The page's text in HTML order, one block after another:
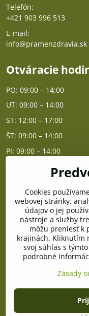
Telefón:
+421 903 996 513
E-mail:
info@pramenzdravia.sk
Otváracie
PO: 09:00 – 14:00
UT: 09:00 – 14:00
ST: 12:00 – 17:00
ŠT: 09:00 – 14:00
PI: 09:00 – 14:00
PO - PIA od 10:00 do
Telefón poradňa:
+421 903 996 513
E-mail:
Predvoľby
Cookies
webovej stránky,
údajov o jej
nástroje a služby
môžu preniesť k
krajinách. Kliknutím
svoj súhlas s
podrobné
Zásady